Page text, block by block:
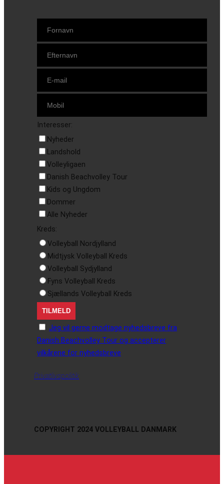
Interesser:
Nyheder
Landshold
Volleyligaen
Danish Beachvolley Tour
Kids og Ungdom
Dommer
Alle Nyheder
Kreds:
Volleyball Nordjylland
Midtjysk Volleyball Kreds
Volleyball Sydjylland
Fyns Volleyball Kreds
Sjællands Volleyball Kreds
Jeg vil gerne modtage nyhedsbreve fra
Danish Beachvolley Tour og accepterer
vilkårene for nyhedsbreve
Privatlivspolitik
COPYRIGHT 2024 VOLLEYBALL DANMARK